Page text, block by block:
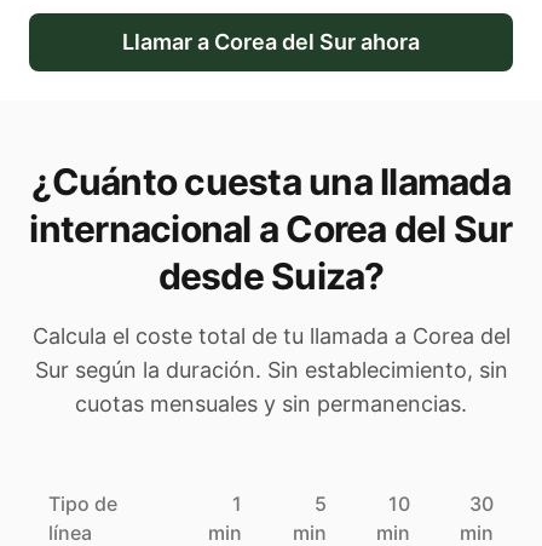
Llamar a Corea del Surahora
¿Cuánto cuesta una llamada
internacional aCorea del Sur
desde Suiza?
Calcula el coste total de tu llamada a Corea del
Sursegún la duración. Sin establecimiento, sin
cuotas mensuales y sin permanencias.
Tipo de
línea
1
min
5
min
10
min
30
min